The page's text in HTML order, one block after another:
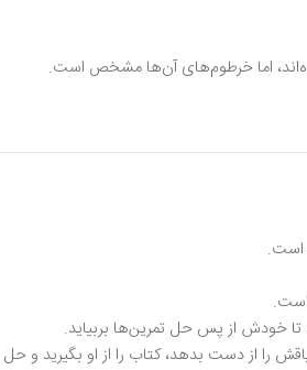
اما خرطوم‌های آن‌ها مشخص است.
است.
تا خودش از پس حل تمرین‌ها بربیاید.
را از دست بدهد، کتاب را از او بگیرید و حل